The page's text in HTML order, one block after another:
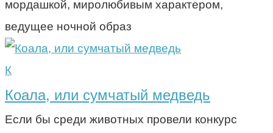
мордашкой, миролюбивым характером,
ведущее ночной образ
К
Коала, или сумчатый медведь
Если бы среди животных провели конкурс